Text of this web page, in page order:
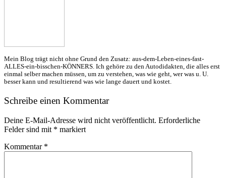
Mein Blog trägt nicht ohne Grund den Zusatz: aus-dem-Leben-eines-fast-
ALLES-ein-bisschen-KÖNNERS. Ich gehöre zu den Autodidakten, die alles erst
einmal selber machen müssen, um zu verstehen, was wie geht, wer was u. U.
besser kann und resultierend was wie lange dauert und kostet.
Schreibe einen Kommentar
Deine E-Mail-Adresse wird nicht veröffentlicht. Erforderliche
Felder sind mit * markiert
Kommentar *